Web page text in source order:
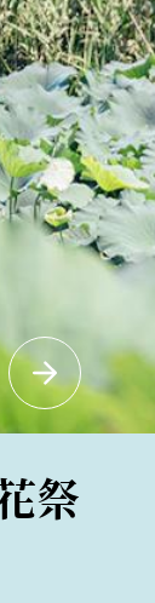
祭